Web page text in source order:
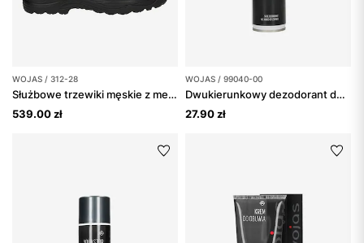
WOJAS / 312-28
Służbowe trzewiki męskie z membraną i antyprzebiciową podpodeszwą
539.00 zł
WOJAS / 99040-00
Dwukierunkowy dezodorant do obuwia o zapachu morskiej bryzy
27.90 zł